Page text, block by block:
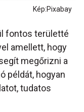
Kép:Pixabay
fontos területté
amellett, hogy
megőrizni a
példát, hogyan
tudatos